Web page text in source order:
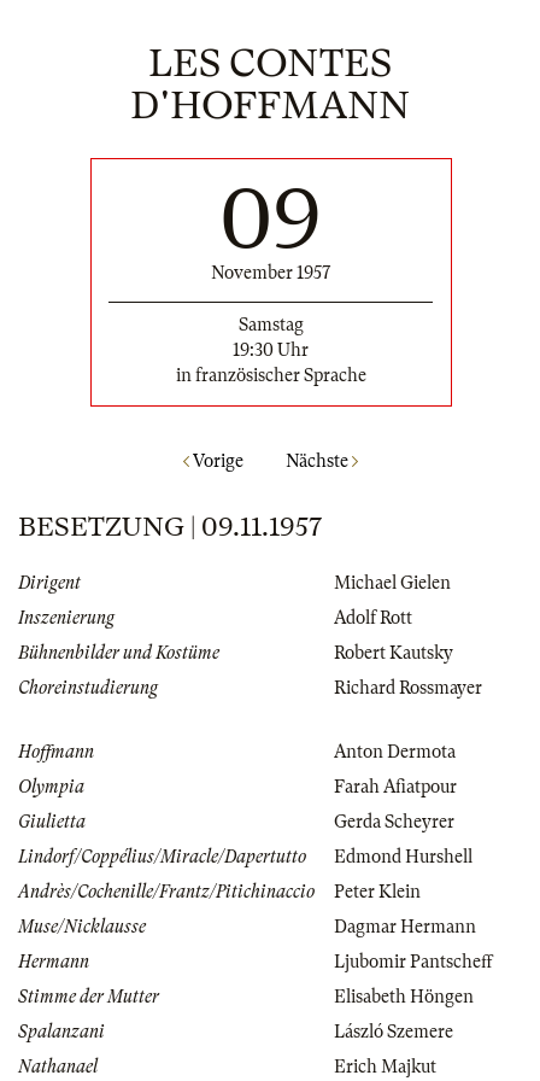
LES CONTES
D'HOFFMANN
09
November 1957
Samstag
19:30 Uhr
in französischer Sprache
Vorige Nächste
BESETZUNG | 09.11.1957
Dirigent
Michael Gielen
Inszenierung
Adolf Rott
Bühnenbilder und Kostüme
Robert Kautsky
Choreinstudierung
Richard Rossmayer
Hoffmann
Anton Dermota
Olympia
Farah Afiatpour
Giulietta
Gerda Scheyrer
Lindorf/Coppélius/Miracle/Dapertutto
Edmond Hurshell
Andrès/Cochenille/Frantz/Pitichinaccio
Peter Klein
Muse/Nicklausse
Dagmar Hermann
Hermann
Ljubomir Pantscheff
Stimme der Mutter
Elisabeth Höngen
Spalanzani
László Szemere
Nathanael
Erich Majkut